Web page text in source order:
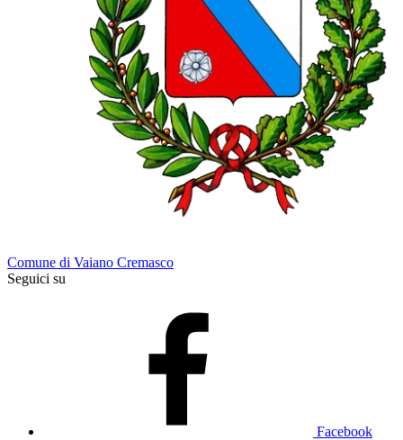
Comune di Vaiano Cremasco
Seguici su
Facebook